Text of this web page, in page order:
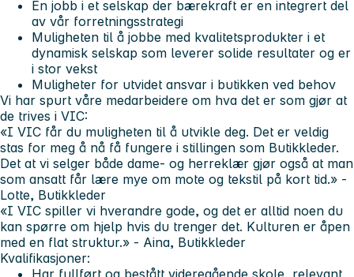
En jobb i et selskap der bærekraft er en integrert del
av vår forretningsstrategi
Muligheten til å jobbe med kvalitetsprodukter i et
dynamisk selskap som leverer solide resultater og er
i stor vekst
Muligheter for utvidet ansvar i butikken ved behov
Vi har spurt våre medarbeidere om hva det er som gjør at
de trives i VIC:
«I VIC får du muligheten til å utvikle deg. Det er veldig
stas for meg å nå få fungere i stillingen som Butikkleder.
Det at vi selger både dame- og herreklær gjør også at man
som ansatt får lære mye om mote og tekstil på kort tid.» -
Lotte, Butikkleder
«I VIC spiller vi hverandre gode, og det er alltid noen du
kan spørre om hjelp hvis du trenger det. Kulturen er åpen
med en flat struktur.» - Aina, Butikkleder
Kvalifikasjoner: